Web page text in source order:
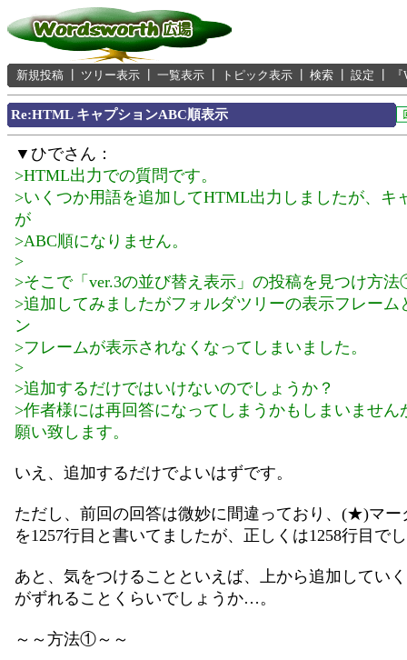
新規投稿 ツリー表示 一覧表示 トピック表示 検索 設定
Re:HTML キャプションABC順表示
▼ひでさん：
>HTML出力での質問です。
>いくつか用語を追加してHTML出力しましたが、キ
が
>ABC順になりません。
>
>そこで「ver.3の並び替え表示」の投稿を見つけ方
>追加してみましたがフォルダツリーの表示フレーム
ン
>フレームが表示されなくなってしまいました。
>
>追加するだけではいけないのでしょうか？
>作者様には再回答になってしまうかもしまいません
願い致します。
いえ、追加するだけでよいはずです。
ただし、前回の回答は微妙に間違っており、(★)マー
を1257行目と書いてましたが、正しくは1258行目で
あと、気をつけることといえば、上から追加してい
がずれることくらいでしょうか…。
～～方法①～～